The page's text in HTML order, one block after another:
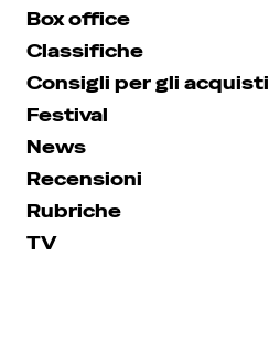
Box office
Classifiche
Consigli per gli acquisti
Festival
News
Recensioni
Rubriche
TV